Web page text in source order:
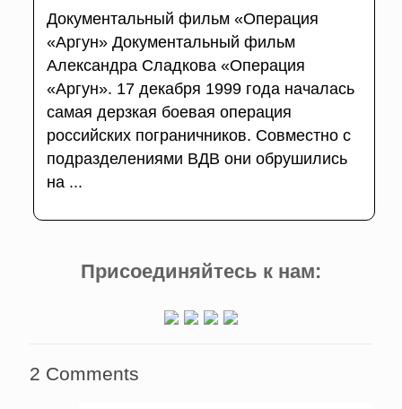
Документальный фильм «Операция
«Аргун» Документальный фильм
Александра Сладкова «Операция
«Аргун». 17 декабря 1999 года началась
самая дерзкая боевая операция
российских пограничников. Совместно с
подразделениями ВДВ они обрушились
на ...
Присоединяйтесь к нам:
2 Comments